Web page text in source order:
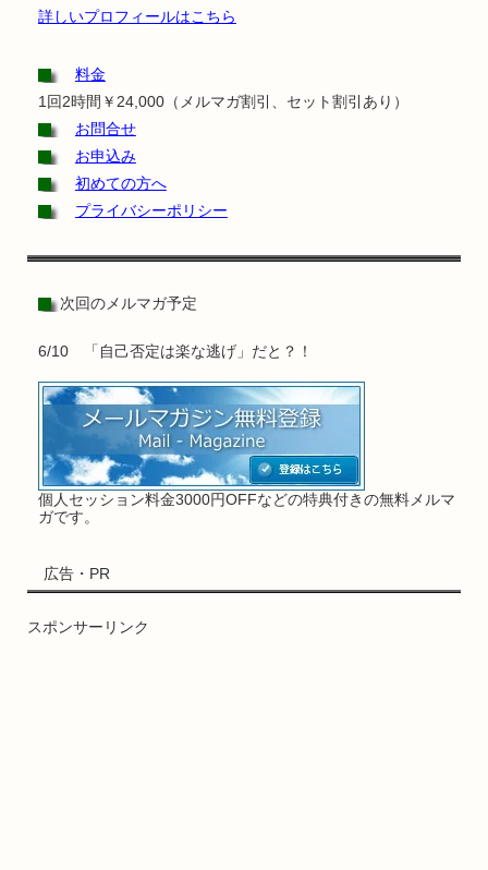
詳しいプロフィールはこちら
料金
1回2時間￥24,000（メルマガ割引、セット割引あり）
お問合せ
お申込み
初めての方へ
プライバシーポリシー
次回のメルマガ予定
6/10 「自己否定は楽な逃げ」だと？！
個人セッション料金3000円OFFなどの特典付きの無料メルマ
ガです。
広告・PR
スポンサーリンク